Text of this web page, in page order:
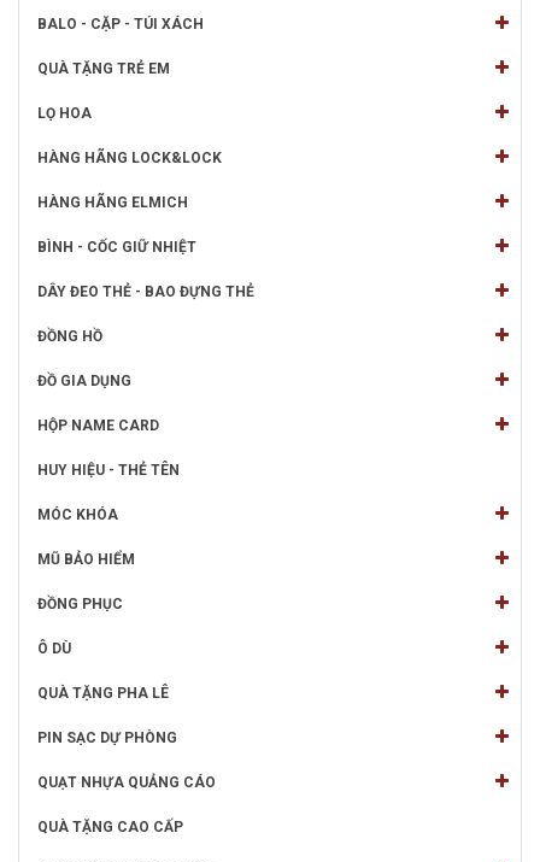
BALO - CẶP - TÚI XÁCH
QUÀ TẶNG TRẺ EM
LỌ HOA
HÀNG HÃNG LOCK&LOCK
HÀNG HÃNG ELMICH
BÌNH - CỐC GIỮ NHIỆT
DÂY ĐEO THẺ - BAO ĐỰNG THẺ
ĐỒNG HỒ
ĐỒ GIA DỤNG
HỘP NAME CARD
HUY HIỆU - THẺ TÊN
MÓC KHÓA
MŨ BẢO HIỂM
ĐỒNG PHỤC
Ô DÙ
QUÀ TẶNG PHA LÊ
PIN SẠC DỰ PHÒNG
QUẠT NHỰA QUẢNG CÁO
QUÀ TẶNG CAO CẤP